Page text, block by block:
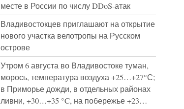
месте в России по числу DDoS-атак
Владивостокцев приглашают на открытие
нового участка велотропы на Русском
острове
Утром 6 августа во Владивостоке туман,
морось, температура воздуха +25…+27°С;
в Приморье дожди, в отдельных районах
ливни, +30…+35 °C, на побережье +23…